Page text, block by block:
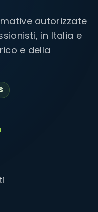
autorizzate
in Italia e
e della